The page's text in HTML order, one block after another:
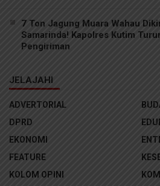
7 Ton Jagung Muara Wahau
Samarinda! Kapolres Kutim
Pengiriman
JELAJAHI
ADVERTORIAL
DPRD
EKONOMI
FEATURE
KOLOM OPINI